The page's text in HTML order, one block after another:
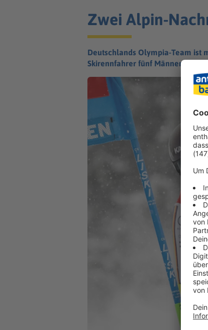
Zwei Alpin-
Deutschlands Olympia-Team ist
Skirennfahrer fünf Männer nach